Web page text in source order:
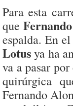
Para esta
que
espalda. En
Lotusya ha
va a pasar
quirúrgica
Fernando